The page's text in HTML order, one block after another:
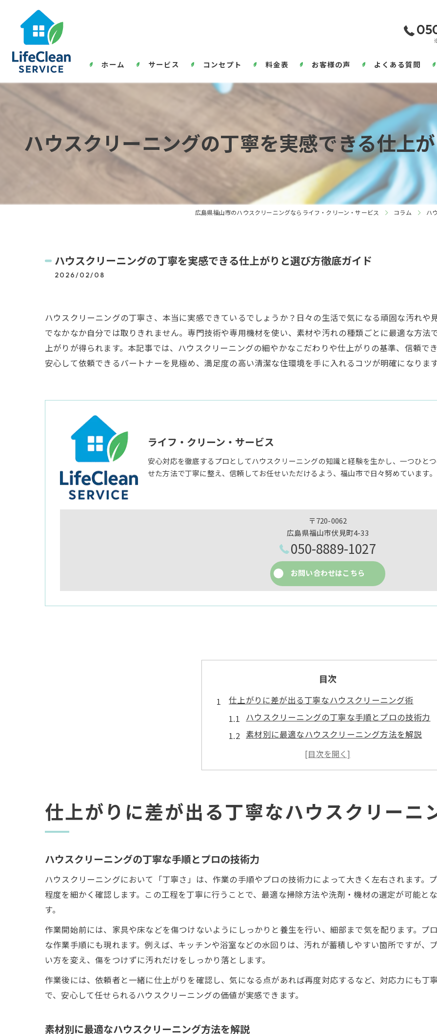
ホーム サービス コンセプト 料金表 お客様の声 よくある質問
ハウスクリーニングの丁寧を実感できる仕上
広島県福山市のハウスクリーニングならライフ・クリーン・サービス コラム ハ
ハウスクリーニングの丁寧を実感できる仕上がりと選び方徹底ガイド
2026/02/08
ハウスクリーニングの丁寧さ、本当に実感できているでしょうか？日々の生活で気になる頑固な汚れや
でなかなか自分では取りきれません。専門技術や専用機材を使い、素材や汚れの種類ごとに最適な方法
上がりが得られます。本記事では、ハウスクリーニングの細やかなこだわりや仕上がりの基準、信頼で
安心して依頼できるパートナーを見極め、満足度の高い清潔な住環境を手に入れるコツが明確になります
ライフ・クリーン・サービス
安心対応を徹底するプロとしてハウスクリーニングの知識と経験を生かし、一つひと
せた方法で丁寧に整え、信頼してお任せいただけるよう、福山市で日々努めています。
〒720-0062
広島県福山市伏見町4-33
050-8889-1027
お問い合わせはこちら
目次
仕上がりに差が出る丁寧なハウスクリーニング術
ハウスクリーニングの丁寧な手順とプロの技術力
素材別に最適なハウスクリーニング方法を解説
汚れの種類ごとに異なる丁寧な掃除のポイント
プロが実践する丁寧なハウスクリーニングのコツ
満足度の高いハウスクリーニング業者を選ぶ
ハウスクリーニング業者の選び方と満足度アップ
口コミでわかる満足度の高い業者の特徴
満足度ランキングを参考にした失敗しない選び方
プロによる徹底したハウスクリーニングの実力
安心できる丁寧なハウスクリーニング事例紹介
水回りやエアコンにも強いハウスクリーニング術
丁寧なハウスクリーニングで住環境が劇的改善
ハウスクリーニング依頼前の確認ポイントまとめ
仕上がりに差が出る丁寧なハウスクリーニ
ハウスクリーニングの丁寧な手順とプロの技術力
ハウスクリーニングにおいて「丁寧さ」は、作業の手順やプロの技術力によって大きく左右されます。
程度を細かく確認します。この工程を丁寧に行うことで、最適な掃除方法や洗剤・機材の選定が可能と
す。
作業開始前には、家具や床などを傷つけないようにしっかりと養生を行い、細部まで気を配ります。プ
な作業手順にも現れます。例えば、キッチンや浴室などの水回りは、汚れが蓄積しやすい箇所ですが、
い方を変え、傷をつけずに汚れだけをしっかり落とします。
作業後には、依頼者と一緒に仕上がりを確認し、気になる点があれば再度対応するなど、対応力にも丁
で、安心して任せられるハウスクリーニングの価値が実感できます。
素材別に最適なハウスクリーニング方法を解説